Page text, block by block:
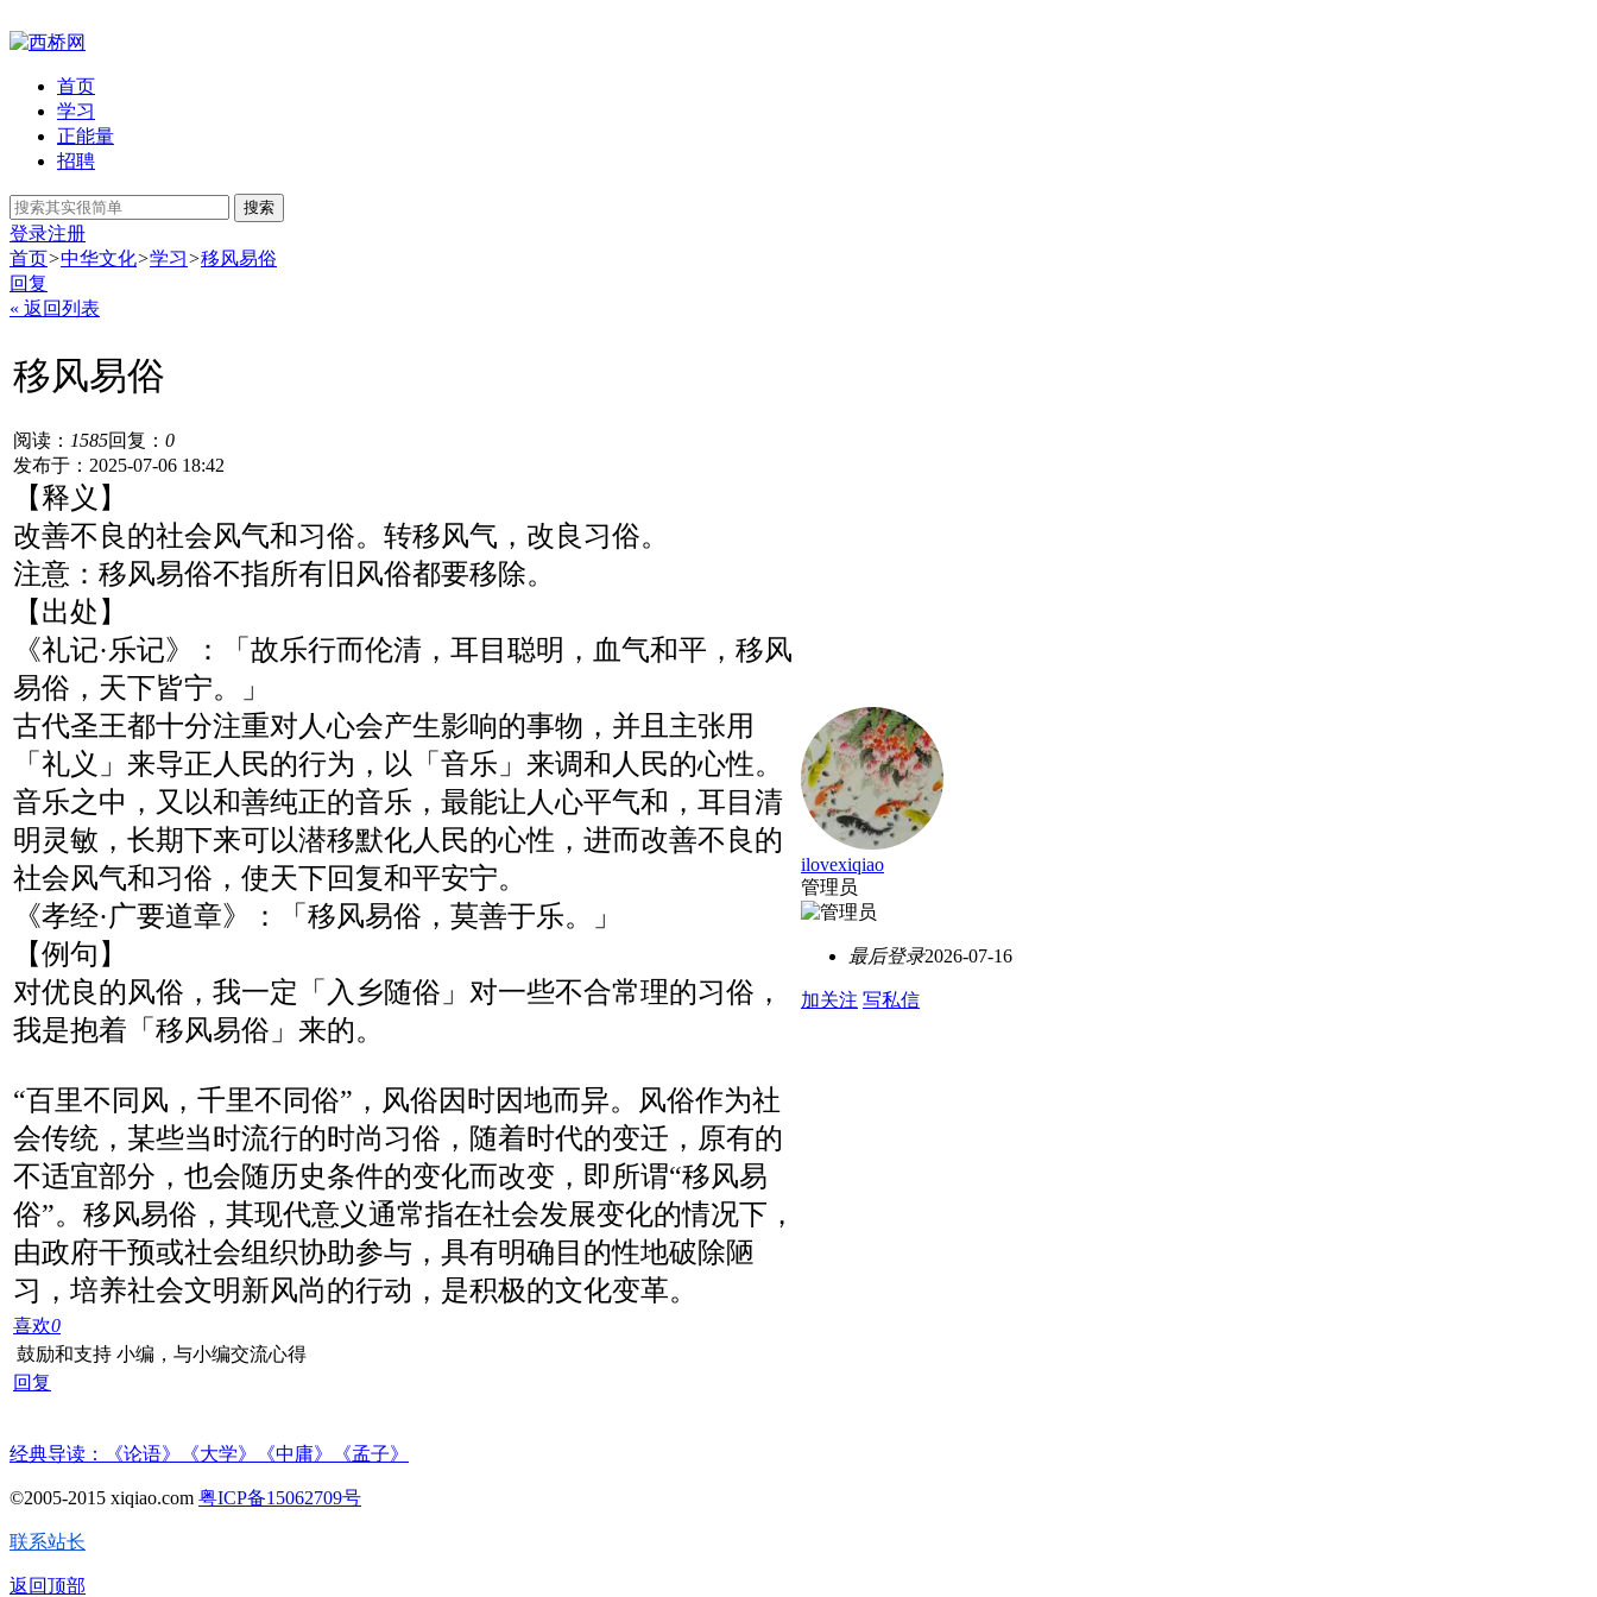
首页
学习
正能量
招聘
搜索
登录注册
首页>中华文化>学习>移风易俗
回复
« 返回列表
移风易俗
阅读： 1585回复： 0
发布于：2025-07-06 18:42
【释义】
改善不良的社会风气和习俗。转移风气，改良习俗。
注意：移风易俗不指所有旧风俗都要移除。
【出处】
《礼记·乐记》：「故乐行而伦清，耳目聪明，血气和平，移风
易俗，天下皆宁。」
古代圣王都十分注重对人心会产生影响的事物，并且主张用
「礼义」来导正人民的行为，以「音乐」来调和人民的心性。
音乐之中，又以和善纯正的音乐，最能让人心平气和，耳目清
明灵敏，长期下来可以潜移默化人民的心性，进而改善不良的
社会风气和习俗，使天下回复和平安宁。
《孝经·广要道章》：「移风易俗，莫善于乐。」
【例句】
对优良的风俗，我一定「入乡随俗」对一些不合常理的习俗，
我是抱着「移风易俗」来的。
“百里不同风，千里不同俗”，风俗因时因地而异。风俗作为社
会传统，某些当时流行的时尚习俗，随着时代的变迁，原有的
不适宜部分，也会随历史条件的变化而改变，即所谓“移风易
俗”。移风易俗，其现代意义通常指在社会发展变化的情况下，
由政府干预或社会组织协助参与，具有明确目的性地破除陋
习，培养社会文明新风尚的行动，是积极的文化变革。
ilovexiqiao
管理员
最后登录2026-07-16
加关注 写私信
喜欢0
鼓励和支持 小编，与小编交流心得
回复
经典导读：《论语》《大学》《中庸》《孟子》
©2005-2015 xiqiao.com 粤ICP备15062709号
联系站长
返回顶部